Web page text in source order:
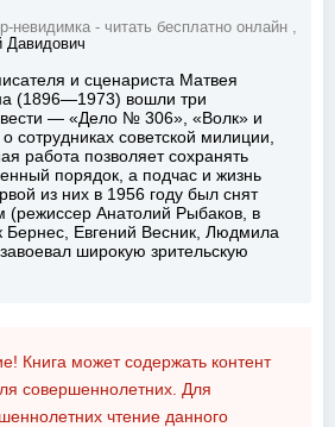
- читать бесплатно онлайн ,
Давидович
и сценариста Матвея
(1896—1973) вошли три
— «Дело № 306», «Волк» и
советской милиции,
работа позволяет сохранять
порядок, а подчас и жизнь
из них в 1956 году был снят
Анатолий Рыбаков, в
Бернес, Евгений Весник, Людмила
широкую зрительскую
Книга может содержать контент
совершеннолетних. Для
чтение данного